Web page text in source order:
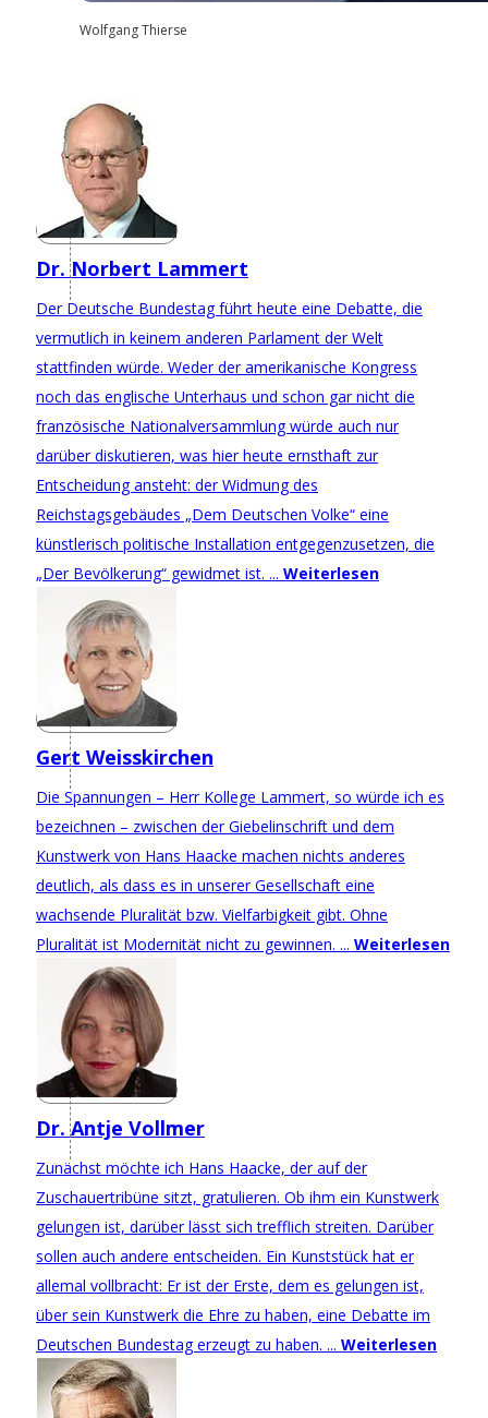
Wolfgang Thierse
Dr. Norbert Lammert
Der Deutsche Bundestag führt heute eine Debatte, die
vermutlich in keinem anderen Parlament der Welt
stattfinden würde. Weder der amerikanische Kongress
noch das englische Unterhaus und schon gar nicht die
französische Nationalversammlung würde auch nur
darüber diskutieren, was hier heute ernsthaft zur
Entscheidung ansteht: der Widmung des
Reichstagsgebäudes „Dem Deutschen Volke“ eine
künstlerisch politische Installation entgegenzusetzen, die
„Der Bevölkerung“ gewidmet ist. ... Weiterlesen
Gert Weisskirchen
Die Spannungen – Herr Kollege Lammert, so würde ich es
bezeichnen – zwischen der Giebelinschrift und dem
Kunstwerk von Hans Haacke machen nichts anderes
deutlich, als dass es in unserer Gesellschaft eine
wachsende Pluralität bzw. Vielfarbigkeit gibt. Ohne
Pluralität ist Modernität nicht zu gewinnen. ... Weiterlesen
Dr. Antje Vollmer
Zunächst möchte ich Hans Haacke, der auf der
Zuschauertribüne sitzt, gratulieren. Ob ihm ein Kunstwerk
gelungen ist, darüber lässt sich trefflich streiten. Darüber
sollen auch andere entscheiden. Ein Kunststück hat er
allemal vollbracht: Er ist der Erste, dem es gelungen ist,
über sein Kunstwerk die Ehre zu haben, eine Debatte im
Deutschen Bundestag erzeugt zu haben. ... Weiterlesen